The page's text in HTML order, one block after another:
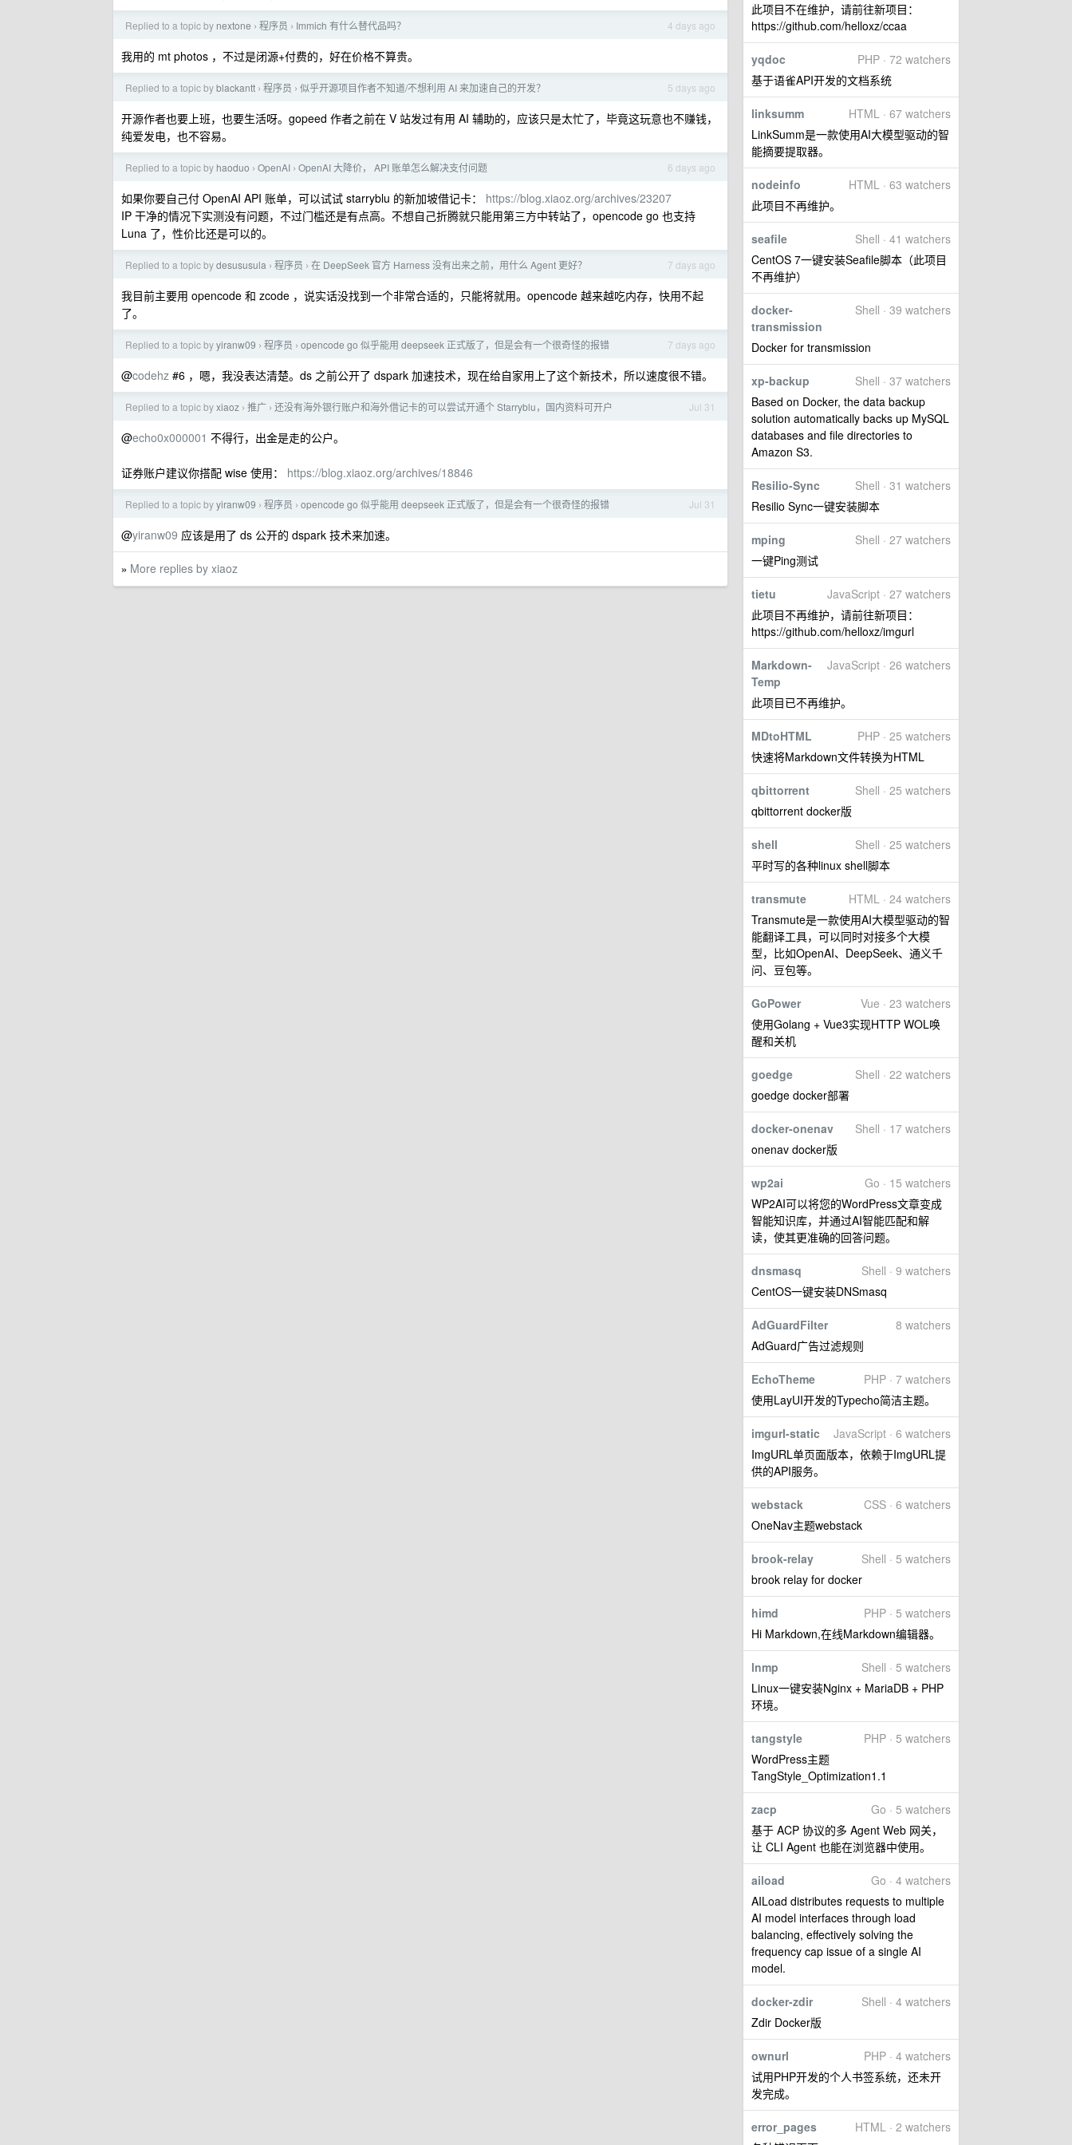
此项目不在维护，请前往新项目：
https://github.com/helloxz/ccaa
PHP · 72 watchers
yqdoc
基于语雀API开发的文档系统
HTML · 67 watchers
linksumm
LinkSumm是一款使用AI大模型驱动的智
能摘要提取器。
HTML · 63 watchers
nodeinfo
此项目不再维护。
Shell · 41 watchers
seafile
CentOS 7一键安装Seafile脚本（此项目
不再维护）
Shell · 39 watchers
docker-
transmission
Docker for transmission
Shell · 37 watchers
xp-backup
Based on Docker, the data backup
solution automatically backs up MySQL
databases and file directories to
Amazon S3.
Shell · 31 watchers
Resilio-Sync
Resilio Sync一键安装脚本
Shell · 27 watchers
mping
一键Ping测试
JavaScript · 27 watchers
tietu
此项目不再维护，请前往新项目：
https://github.com/helloxz/imgurl
JavaScript · 26 watchers
Markdown-
Temp
此项目已不再维护。
PHP · 25 watchers
MDtoHTML
快速将Markdown文件转换为HTML
Shell · 25 watchers
qbittorrent
qbittorrent docker版
Shell · 25 watchers
shell
平时写的各种linux shell脚本
HTML · 24 watchers
transmute
Transmute是一款使用AI大模型驱动的智
能翻译工具，可以同时对接多个大模
型，比如OpenAI、DeepSeek、通义千
问、豆包等。
Vue · 23 watchers
GoPower
使用Golang + Vue3实现HTTP WOL唤
醒和关机
Shell · 22 watchers
goedge
goedge docker部署
Shell · 17 watchers
docker-onenav
onenav docker版
Go · 15 watchers
wp2ai
WP2AI可以将您的WordPress文章变成
智能知识库，并通过AI智能匹配和解
读，使其更准确的回答问题。
Shell · 9 watchers
dnsmasq
CentOS一键安装DNSmasq
8 watchers
AdGuardFilter
AdGuard广告过滤规则
PHP · 7 watchers
EchoTheme
使用LayUI开发的Typecho简洁主题。
JavaScript · 6 watchers
imgurl-static
ImgURL单页面版本，依赖于ImgURL提
供的API服务。
CSS · 6 watchers
webstack
OneNav主题webstack
Shell · 5 watchers
brook-relay
brook relay for docker
PHP · 5 watchers
himd
Hi Markdown,在线Markdown编辑器。
Shell · 5 watchers
lnmp
Linux一键安装Nginx + MariaDB + PHP
环境。
PHP · 5 watchers
tangstyle
WordPress主题
TangStyle_Optimization1.1
Go · 5 watchers
zacp
基于 ACP 协议的多 Agent Web 网关，
让 CLI Agent 也能在浏览器中使用。
Go · 4 watchers
aiload
AILoad distributes requests to multiple
AI model interfaces through load
balancing, effectively solving the
frequency cap issue of a single AI
model.
Shell · 4 watchers
docker-zdir
Zdir Docker版
PHP · 4 watchers
ownurl
试用PHP开发的个人书签系统，还未开
发完成。
HTML · 2 watchers
error_pages
4 days ago
Replied to a topic by nextone › 程序员 › Immich 有什么替代品吗？
我用的 mt photos ，不过是闭源+付费的，好在价格不算贵。
5 days ago
Replied to a topic byblackantt › 程序员 › 似乎开源项目作者不知道/不想利用 AI 来加速自己的开发？
开源作者也要上班，也要生活呀。gopeed 作者之前在 V 站发过有用 AI 辅助的，应该只是太忙了，毕竟这玩意也不赚钱，
纯爱发电，也不容易。
6 days ago
Replied to a topic by haoduo › OpenAI › OpenAI 大降价， API 账单怎么解决支付问题
如果你要自己付 OpenAI API 账单，可以试试 starryblu 的新加坡借记卡： https://blog.xiaoz.org/archives/23207
IP 干净的情况下实测没有问题，不过门槛还是有点高。不想自己折腾就只能用第三方中转站了，opencode go 也支持
Luna 了，性价比还是可以的。
7 days ago
Replied to a topic bydesususula › 程序员 › 在 DeepSeek 官方 Harness 没有出来之前，用什么 Agent 更好？
我目前主要用 opencode 和 zcode ，说实话没找到一个非常合适的，只能将就用。opencode 越来越吃内存，快用不起
了。
7 days ago
Replied to a topic byyiranw09 › 程序员 › opencode go 似乎能用 deepseek 正式版了，但是会有一个很奇怪的报错
@codehz #6 ，嗯，我没表达清楚。ds 之前公开了 dspark 加速技术，现在给自家用上了这个新技术，所以速度很不错。
Jul 31
Replied to a topic byxiaoz › 推广 › 还没有海外银行账户和海外借记卡的可以尝试开通个 Starryblu，国内资料可开户
@echo0x000001 不得行，出金是走的公户。
证券账户建议你搭配 wise 使用： https://blog.xiaoz.org/archives/18846
Jul 31
Replied to a topic byyiranw09 › 程序员 › opencode go 似乎能用 deepseek 正式版了，但是会有一个很奇怪的报错
@yiranw09 应该是用了 ds 公开的 dspark 技术来加速。
» More replies by xiaoz